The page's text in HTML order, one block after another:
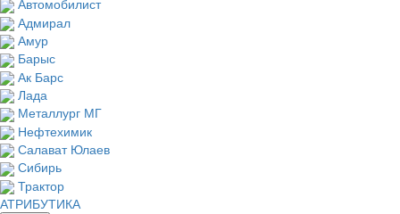
Автомобилист
Адмирал
Амур
Барыс
Ак Барс
Лада
Металлург МГ
Нефтехимик
Салават Юлаев
Сибирь
Трактор
АТРИБУТИКА